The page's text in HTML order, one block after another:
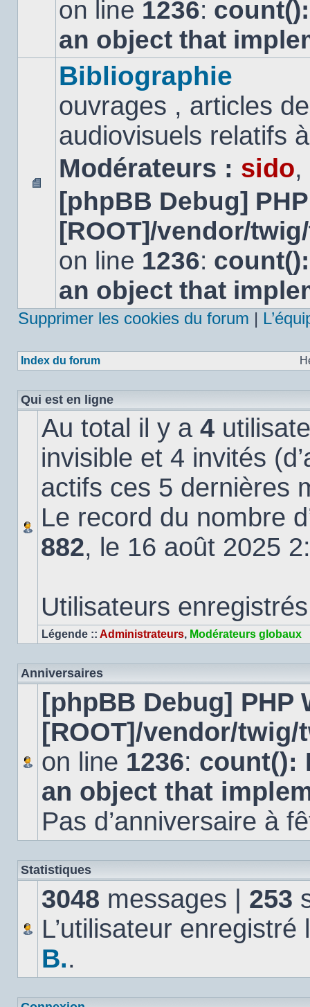
on line 1236:
an object that
Aucun
message
non
Bibliographie
ouvrages , articles
audiovisuels relatifs
Modérateurs : sido,
[phpBB Debug]
[ROOT]/vendor/
on line 1236:
an object that
Supprimer les cookies du forum |
Index du forum
Qui est en ligne
Au total il y a 4
invisible et 4 invités
actifs ces 5 dernières
Le record du nombre
882, le 16 août 2025
Utilisateurs
Légende :: Administrateurs, Modérateurs globaux
Anniversaires
[phpBB Debug] PHP
[ROOT]/vendor/
on line 1236: count():
an object that
Pas d’anniversaire à
Statistiques
3048 messages | 253
L’utilisateur
B..